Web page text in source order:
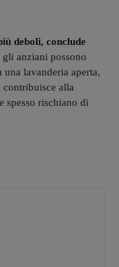
deboli, conclude
gli anziani possono
lavanderia aperta,
alla
spesso rischiano di